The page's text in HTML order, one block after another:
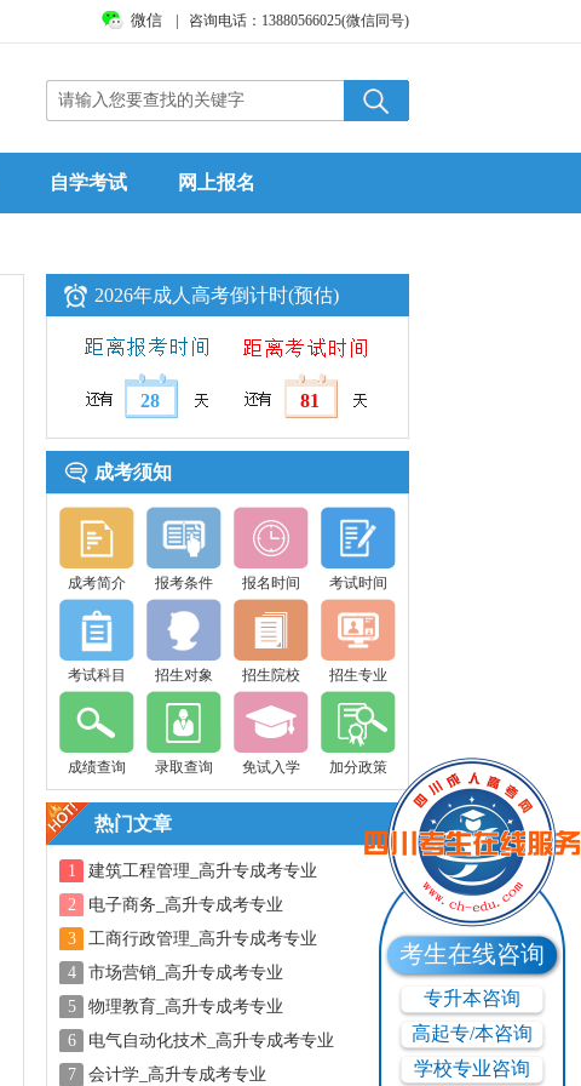
考生在线咨询
专升本咨询
高起专/本咨询
学校专业咨询
微信 | 咨询电话：13880566025(微信同号)
自学考试 网上报名
2026年成人高考倒计时(预估)
28 81
成考须知
成考简介 报考条件 报名时间 考试时间
考试科目 招生对象 招生院校 招生专业
成绩查询 录取查询 免试入学 加分政策
热门文章
1
建筑工程管理_高升专成考专业
2
电子商务_高升专成考专业
3
工商行政管理_高升专成考专业
4
市场营销_高升专成考专业
5
物理教育_高升专成考专业
6
电气自动化技术_高升专成考专业
7
会计学_高升专成考专业